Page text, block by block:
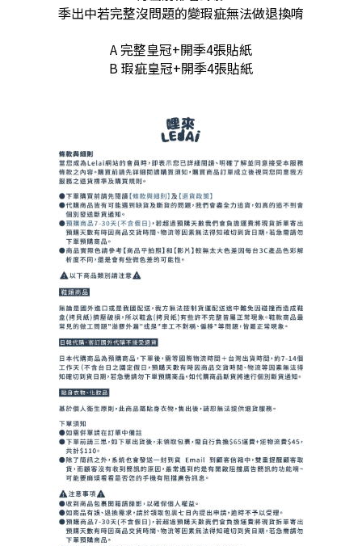
季出中若完整沒問題的變瑕疵無法做退換唷
A 完整皇冠+開季4張貼紙
B 瑕疵皇冠+開季4張貼紙